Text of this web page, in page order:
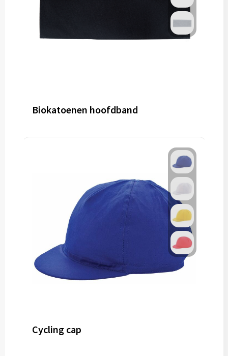
Biokatoenen hoofdband
Cycling cap